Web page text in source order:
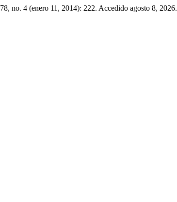
78, no. 4 (enero 11, 2014): 222. Accedido agosto 8, 2026.